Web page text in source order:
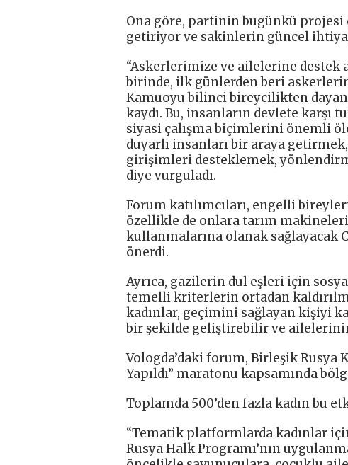
Ona göre, partinin bugünkü
getiriyor ve sakinlerin güncel
“Askerlerimize ve ailelerine
birinde, ilk günlerden beri
Kamuoyu bilinci bireycilikten
kaydı. Bu, insanların devlete
siyasi çalışma biçimlerini önemli
duyarlı insanları bir araya
girişimleri desteklemek,
diye vurguladı.
Forum katılımcıları, engelli
özellikle de onlara tarım
kullanmalarına olanak
önerdi.
Ayrıca, gazilerin dul eşleri için
temelli kriterlerin ortadan
kadınlar, geçimini sağlayan kişiyi
bir şekilde geliştirebilir ve
Vologda’daki forum, Birleşik Rusya
Yapıldı” maratonu kapsamında
Toplamda 500’den fazla kadın bu
“Tematik platformlarda kadınlar
Rusya Halk Programı’nın